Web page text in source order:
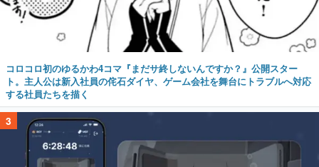
コロコロ初のゆるかわ4コマ『まだサ終しないんですか？』公開スター
ト。主人公は新入社員の侘石ダイヤ、ゲーム会社を舞台にトラブルへ対応
する社員たちを描く
3